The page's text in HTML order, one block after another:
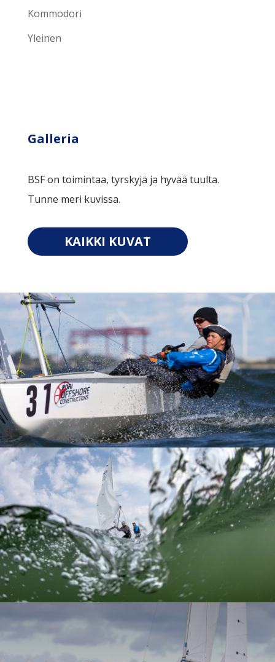
Kommodori
Yleinen
Galleria
BSF on toimintaa, tyrskyjä ja hyvää tuulta.
Tunne meri kuvissa.
KAIKKI KUVAT